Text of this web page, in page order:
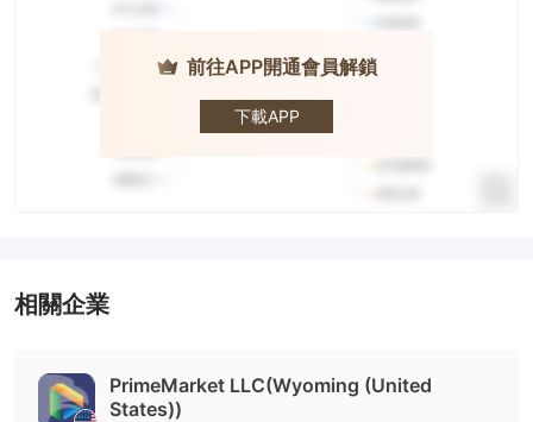
前往APP開通會員解鎖
下載APP
相關企業
PrimeMarket LLC(Wyoming (United
States))